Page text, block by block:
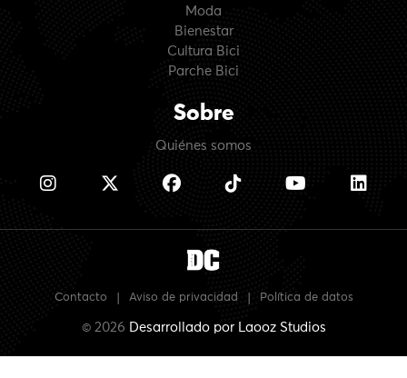
Moda
Bienestar
Cultura Bici
Parche Bici
Sobre
Quiénes somos
Contacto Aviso de privacidad Política de datos
© 2026 Desarrollado por Laooz Studios